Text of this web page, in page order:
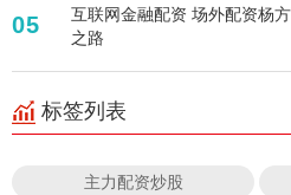
05
互联网金融配资 场外配资杨
之路
标签列表
主力配资炒股